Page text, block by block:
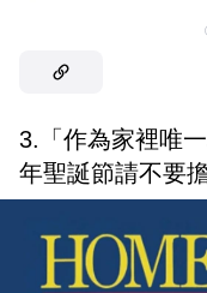
3.「作為家裡唯
年聖誕節請不要